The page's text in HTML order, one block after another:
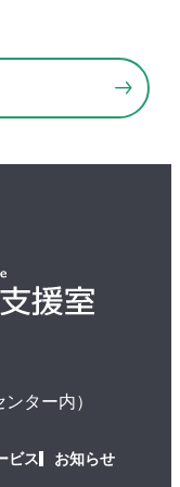
ター内）
ビス お知らせ